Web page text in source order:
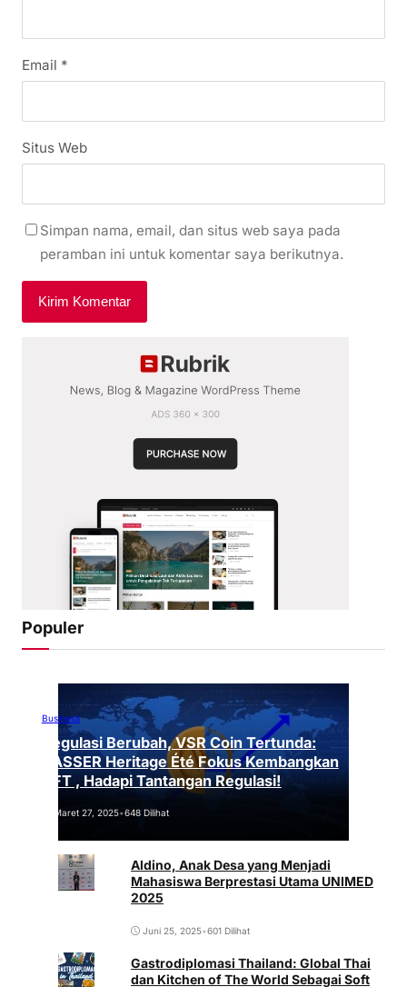
Email *
Situs Web
Simpan nama, email, dan situs web saya pada
peramban ini untuk komentar saya berikutnya.
Populer
Business
Regulasi Berubah, VSR Coin Tertunda:
VASSER Heritage Été Fokus Kembangkan
NFT , Hadapi Tantangan Regulasi!
Maret 27, 2025•648 Dilihat
Aldino, Anak Desa yang Menjadi
Mahasiswa Berprestasi Utama UNIMED
2025
Juni 25, 2025•601 Dilihat
Gastrodiplomasi Thailand: Global Thai
dan Kitchen of The World Sebagai Soft